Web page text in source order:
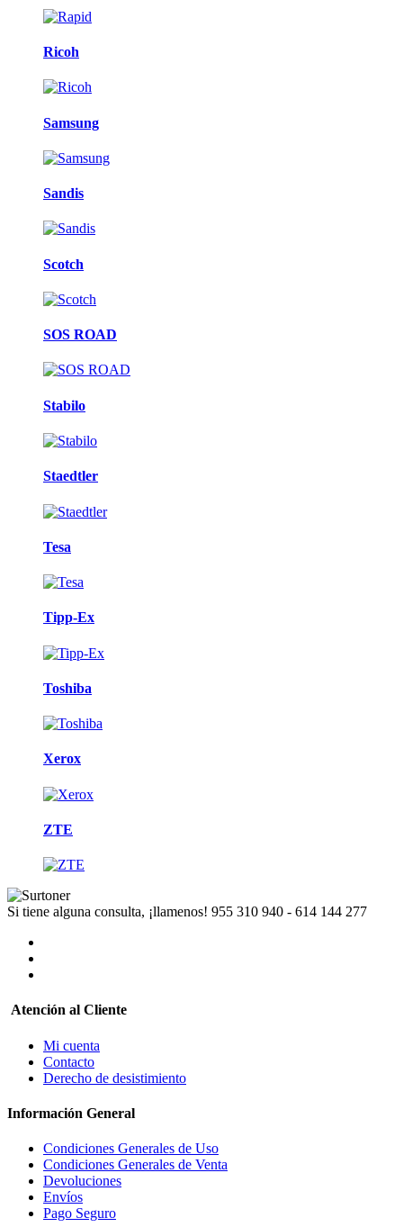
Ricoh
Samsung
Sandis
Scotch
SOS ROAD
Stabilo
Staedtler
Tesa
Tipp-Ex
Toshiba
Xerox
ZTE
Si tiene alguna consulta, ¡llamenos! 955 310 940 - 614 144 277
Atención al Cliente
Mi cuenta
Contacto
Derecho de desistimiento
Información General
Condiciones Generales de Uso
Condiciones Generales de Venta
Devoluciones
Envíos
Pago Seguro